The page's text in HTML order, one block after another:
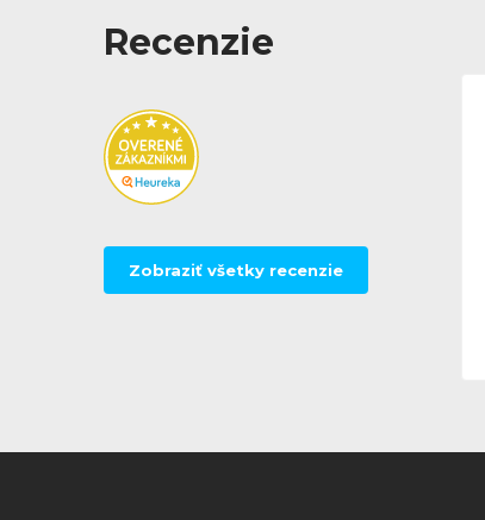
Recenzie
Zobraziť všetky recenzie